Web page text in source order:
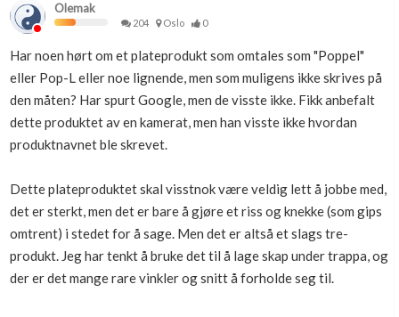
Se din bolig? Klikk her
Boligmappa+
Få mer ut av Boligmappa
Olemak
204 Oslo 0
Har noen hørt om et plateprodukt som omtales som "Poppel"
eller Pop-L eller noe lignende, men som muligens ikke skrives på
den måten? Har spurt Google, men de visste ikke. Fikk anbefalt
dette produktet av en kamerat, men han visste ikke hvordan
produktnavnet ble skrevet.
Dette plateproduktet skal visstnok være veldig lett å jobbe med,
det er sterkt, men det er bare å gjøre et riss og knekke (som gips
omtrent) i stedet for å sage. Men det er altså et slags tre-
produkt. Jeg har tenkt å bruke det til å lage skap under trappa, og
der er det mange rare vinkler og snitt å forholde seg til.